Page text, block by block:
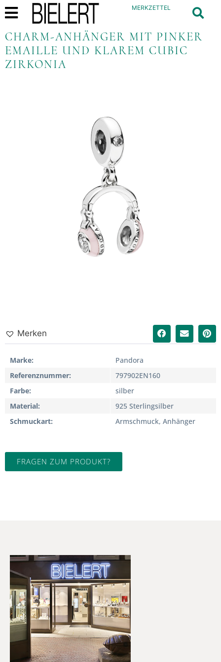
MERKZETTEL
CHARM-ANHÄNGER MIT PINKER
EMAILLE UND KLAREM CUBIC
ZIRKONIA
Merken
Marke
Pandora
Referenznummer
797902EN160
Farbe
silber
Material
925 Sterlingsilber
Schmuckart
Armschmuck, Anhänger
FRAGEN ZUM PRODUKT?